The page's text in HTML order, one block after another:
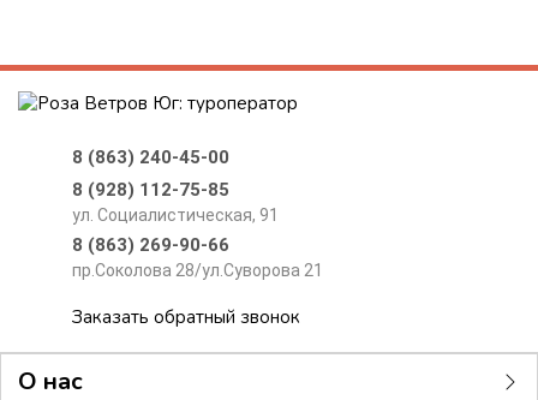
8 (863) 240-45-00
8 (928) 112-75-85
ул. Социалистическая, 91
8 (863) 269-90-66
пр.Соколова 28/ул.Суворова 21
Заказать обратный звонок
О нас